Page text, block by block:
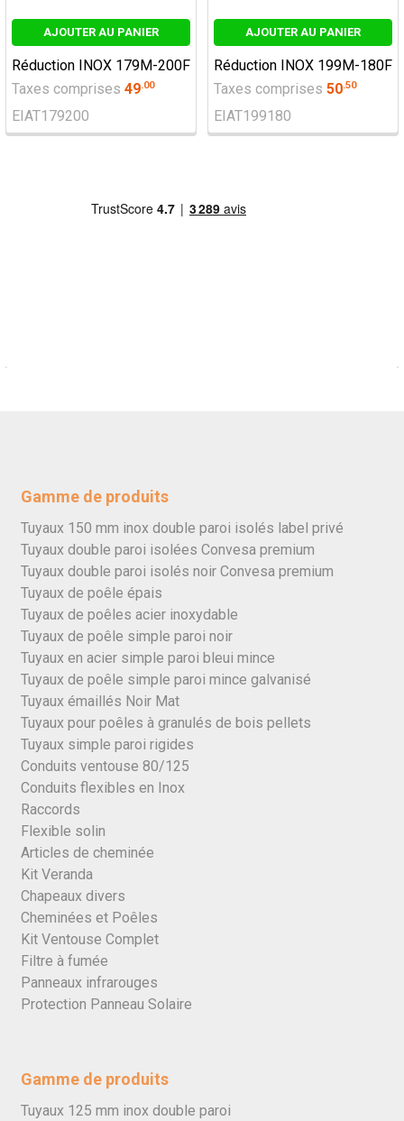
AJOUTER AU PANIER
Réduction INOX 179M-200F
Taxes comprises 49.00
EIAT179200
AJOUTER AU PANIER
Réduction INOX 199M-180F
Taxes comprises 50.50
EIAT199180
Gamme de produits
Tuyaux 150 mm inox double paroi isolés label privé
Tuyaux double paroi isolées Convesa premium
Tuyaux double paroi isolés noir Convesa premium
Tuyaux de poêle épais
Tuyaux de poêles acier inoxydable
Tuyaux de poêle simple paroi noir
Tuyaux en acier simple paroi bleui mince
Tuyaux de poêle simple paroi mince galvanisé
Tuyaux émaillés Noir Mat
Tuyaux pour poêles à granulés de bois pellets
Tuyaux simple paroi rigides
Conduits ventouse 80/125
Conduits flexibles en Inox
Raccords
Flexible solin
Articles de cheminée
Kit Veranda
Chapeaux divers
Cheminées et Poêles
Kit Ventouse Complet
Filtre à fumée
Panneaux infrarouges
Protection Panneau Solaire
Gamme de produits
Tuyaux 125 mm inox double paroi